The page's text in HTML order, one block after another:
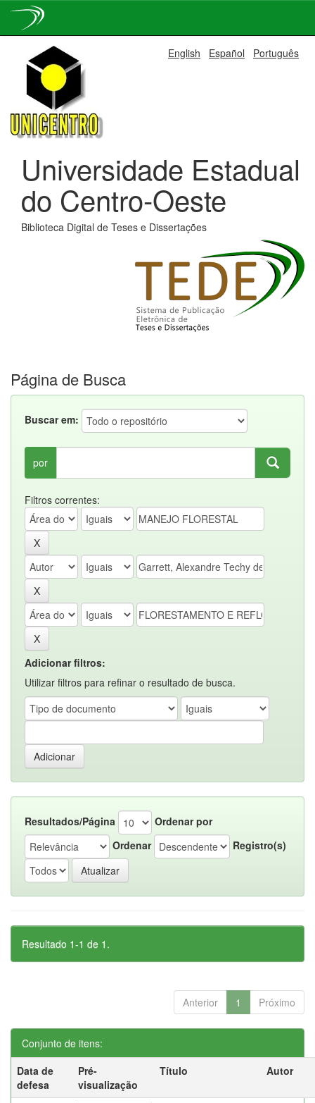
navigation
English Español Português
Universidade Estadual
do Centro-Oeste
Biblioteca Digital de Teses e Dissertações
Página de Busca
Buscar em:
por
Filtros correntes:
Adicionar filtros:
Utilizar filtros para refinar o resultado de busca.
Resultados/Página
Ordenar por
Ordenar
Registro(s)
Resultado 1-1 de 1.
Anterior 1 Próximo
Conjunto de itens:
Data de
defesa
Pré-
visualização
Título Autor